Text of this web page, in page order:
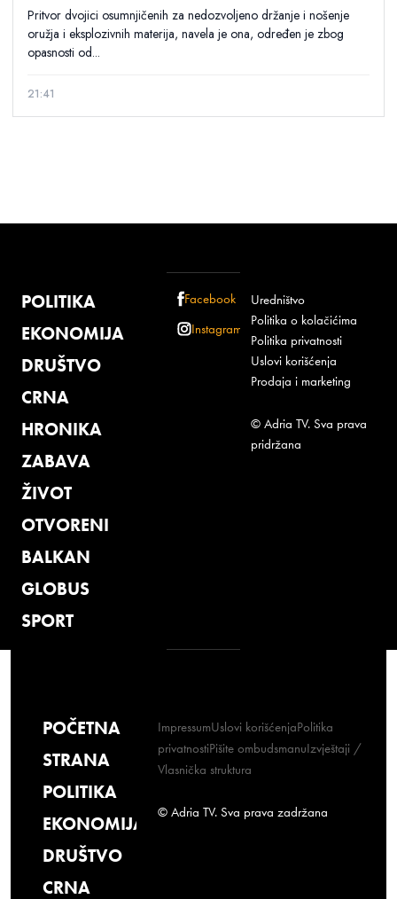
Pritvor dvojici osumnjičenih za nedozvoljeno držanje i nošenje
oružja i eksplozivnih materija, navela je ona, određen je zbog
opasnosti od...
21:41
POLITIKA
EKONOMIJA
DRUŠTVO
CRNA
HRONIKA
ZABAVA
ŽIVOT
OTVORENI
BALKAN
GLOBUS
SPORT
Facebook
Instagram
Uredništvo
Politika o kolačićima
Politika privatnosti
Uslovi korišćenja
Prodaja i marketing
© Adria TV. Sva prava
pridržana
POČETNA
STRANA
POLITIKA
EKONOMIJA
DRUŠTVO
CRNA
ImpressumUslovi korišćenjaPolitika
privatnostiPišite ombudsmanuIzvještaji /
Vlasnička struktura
© Adria TV. Sva prava zadržana